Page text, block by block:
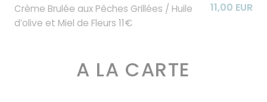
Crème Brulée aux Pêches Grillées / Huile
d’olive et Miel de Fleurs 11€
11,00 EUR
A LA CARTE